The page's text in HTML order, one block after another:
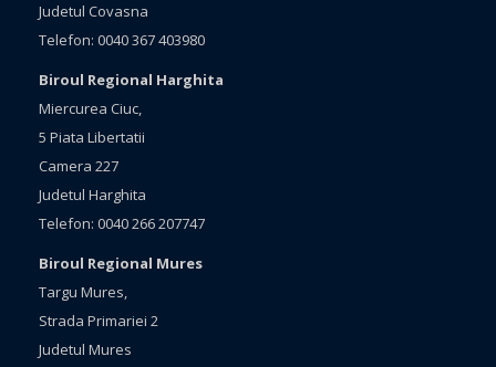
Judetul Covasna
Telefon: 0040 367 403980
Biroul Regional Harghita
Miercurea Ciuc,
5 Piata Libertatii
Camera 227
Judetul Harghita
Telefon: 0040 266 207747
Biroul Regional Mures
Targu Mures,
Strada Primariei 2
Judetul Mures